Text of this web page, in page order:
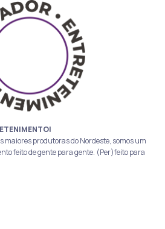
maiores produtoras do Nordeste, somos um
feito de gente para gente. (Per)feito para